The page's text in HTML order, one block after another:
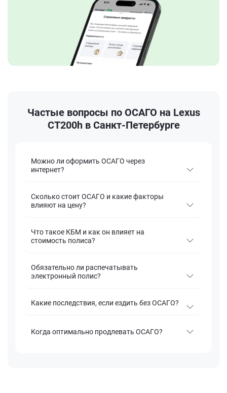
Частые вопросы по ОСАГО на Lexus
CT200h в Санкт-Петербурге
Можно ли оформить ОСАГО через
интернет?
Сколько стоит ОСАГО и какие факторы
влияют на цену?
Что такое КБМ и как он влияет на
стоимость полиса?
Обязательно ли распечатывать
электронный полис?
Какие последствия, если ездить без ОСАГО?
Когда оптимально продлевать ОСАГО?